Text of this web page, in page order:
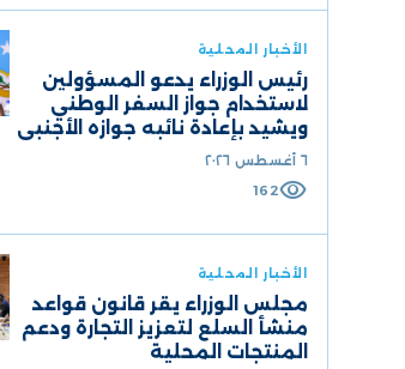
الأخبار المحلية
رئيس الوزراء يدعو المسؤولين
لاستخدام جواز السفر الوطني
ويشيد بإعادة نائبه جوازه الأجنبي
٦ أغسطس ٢٠٢٦
visibility
162
الأخبار المحلية
مجلس الوزراء يقر قانون قواعد
منشأ السلع لتعزيز التجارة ودعم
المنتجات المحلية